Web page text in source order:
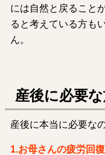
には自然と戻ること
ると考えている方も
ん。
産後に必要
産後に本当に必要な
1.お母さんの疲労回復